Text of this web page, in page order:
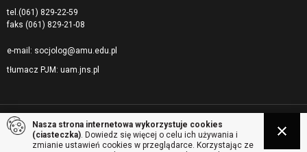
tel. (061) 829-22-59
faks (061) 829-21-08
e-mail: socjolog@amu.edu.pl
tłumacz PJM: uam.jns.pl
© 2026 Uniwersytet Adama Mickiewicza, Wydział Socjologii. Wszelkie prawa
zastrzeżone
Nasza strona internetowa wykorzystuje cookies
(ciasteczka). Dowiedz się więcej o celu ich używania i
zmianie ustawień cookies w przeglądarce. Korzystając ze